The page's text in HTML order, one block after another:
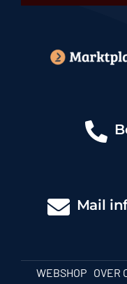
Mail
WEBSHOP OVER